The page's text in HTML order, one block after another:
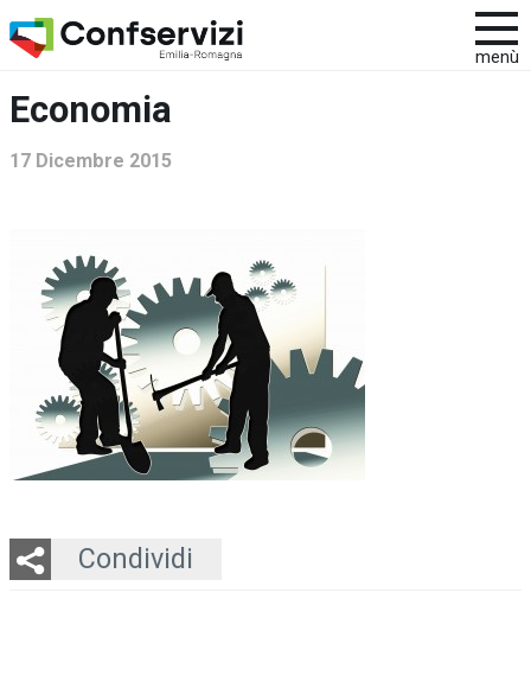
menù
Economia
17 Dicembre 2015
Condividi
Twitter
LinkedIn
Email
Whatsapp